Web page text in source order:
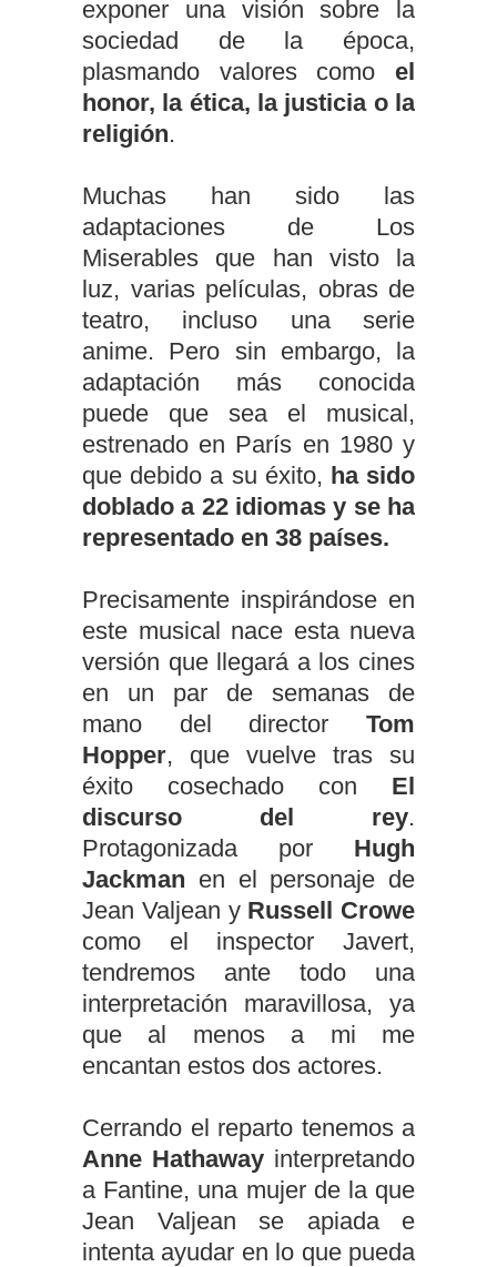
exponer una visión sobre la
sociedad de la época,
plasmando valores como el
honor, la ética, la justicia o la
religión.
Muchas han sido las
adaptaciones de Los
Miserables que han visto la
luz, varias películas, obras de
teatro, incluso una serie
anime. Pero sin embargo, la
adaptación más conocida
puede que sea el musical,
estrenado en París en 1980 y
que debido a su éxito, ha sido
doblado a 22 idiomas y se ha
representado en 38 países.
Precisamente inspirándose en
este musical nace esta nueva
versión que llegará a los cines
en un par de semanas de
mano del director Tom
Hopper, que vuelve tras su
éxito cosechado con El
discurso del rey.
Protagonizada por Hugh
Jackman en el personaje de
Jean Valjean y Russell Crowe
como el inspector Javert,
tendremos ante todo una
interpretación maravillosa, ya
que al menos a mi me
encantan estos dos actores.
Cerrando el reparto tenemos a
Anne Hathaway interpretando
a Fantine, una mujer de la que
Jean Valjean se apiada e
intenta ayudar en lo que pueda